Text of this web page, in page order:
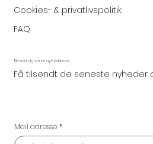
Cookies- & privatlivspolitik
FAQ
Tilmeld dig vores nyhedsbrev
Få tilsendt de seneste nyheder
Mail adresse *